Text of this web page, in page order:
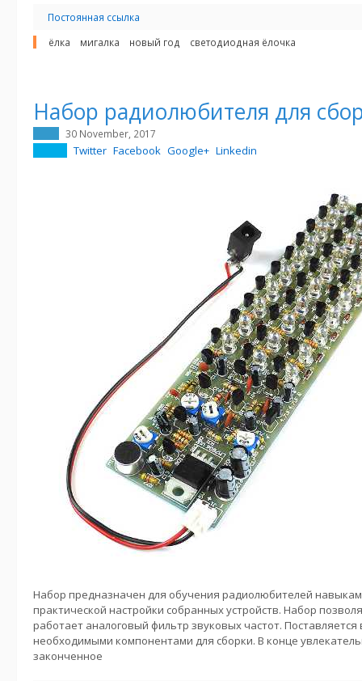
Постоянная ссылка
ёлка
мигалка новый год светодиодная ёлочка
Набор радиолюбителя для
30 November, 2017
Twitter Facebook Google+ Linkedin
Набор предназначен для обучения радиолюбителей
практической настройки собранных устройств. Набор
работает аналоговый фильтр звуковых частот. Поставляется
необходимыми компонентами для сборки. В конце
законченное